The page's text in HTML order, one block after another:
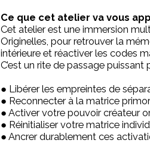
Ce que cet atelier va vous
Cet atelier est une immersion
Originelles, pour retrouver la
intérieure et réactiver les codes
C’est un rite de passage puissant
● Libérer les empreintes de
● Reconnecter à la matrice
● Activer votre pouvoir créateur
● Réinitialiser votre matrice
● Ancrer durablement ces